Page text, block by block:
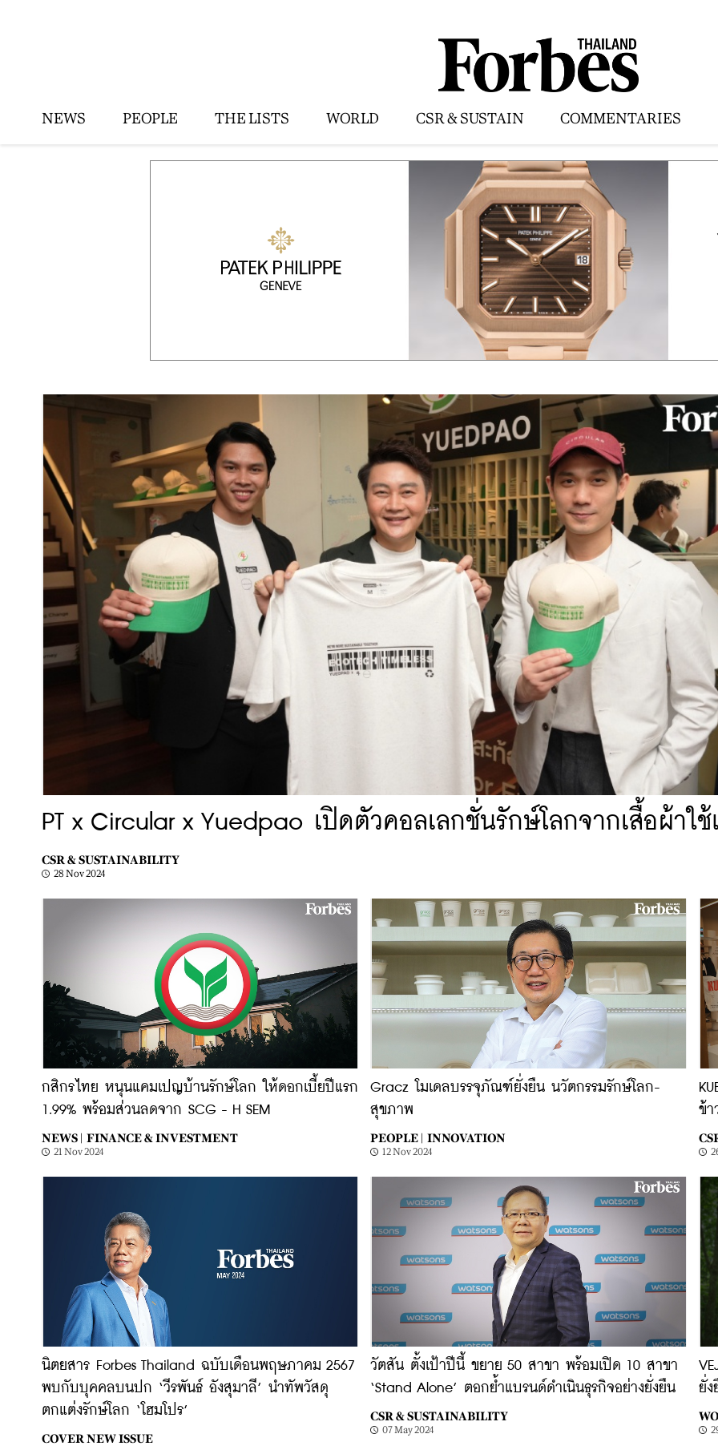
NEWS PEOPLE THE LISTS WORLD CSR & SUSTAIN COMMENTARIES
PT x Circular x Yuedpao เปิดตัวคอลเลกชั่นรักษ์โลกจากเสื้อผ้าใช้
CSR & SUSTAINABILITY
28 Nov 2024
กสิกรไทย หนุนแคมเปญบ้านรักษ์โลก ให้ดอกเบี้ยปีแรก
1.99% พร้อมส่วนลดจาก SCG - H SEM
NEWS | FINANCE & INVESTMENT
21 Nov 2024
Gracz โมเดลบรรจุภัณฑ์ยั่งยืน นวัตกรรมรักษ์โลก-
สุขภาพ
PEOPLE | INNOVATION
12 Nov 2024
ข้า
นิตยสาร Forbes Thailand ฉบับเดือนพฤษภาคม 2567
พบกับบุคคลบนปก ‘วีรพันธ์ อังสุมาลี’ นำทัพวัสดุ
ตกแต่งรักษ์โลก ‘โฮมโปร’
COVER NEW ISSUE
วัตสัน ตั้งเป้าปีนี้ ขยาย 50 สาขา พร้อมเปิด 10 สาขา
‘Stand Alone’ ตอกย้ำแบรนด์ดำเนินธุรกิจอย่างยั่งยืน
CSR & SUSTAINABILITY
07 May 2024
ยั่